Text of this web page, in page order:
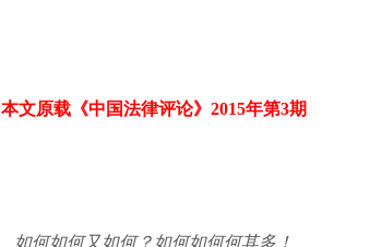
本文原载《中国法律评论》 2015年第3期
如何如何又如何？如何如何何其多！